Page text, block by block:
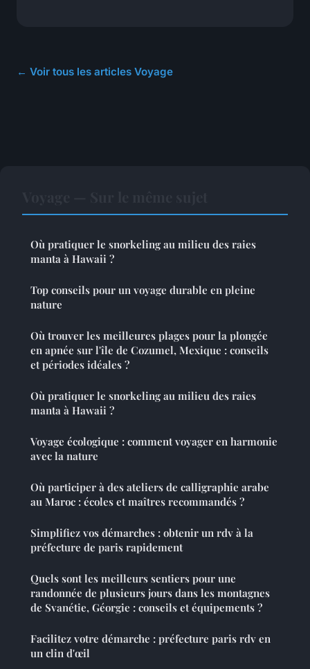
← Voir tous les articles Voyage
Où pratiquer le snorkeling au milieu des raies
manta à Hawaii ?
Top conseils pour un voyage durable en pleine
nature
Où trouver les meilleures plages pour la plongée
en apnée sur l'île de Cozumel, Mexique : conseils
et périodes idéales ?
Où pratiquer le snorkeling au milieu des raies
manta à Hawaii ?
Voyage écologique : comment voyager en harmonie
avec la nature
Où participer à des ateliers de calligraphie arabe
au Maroc : écoles et maîtres recommandés ?
Simplifiez vos démarches : obtenir un rdv à la
préfecture de paris rapidement
Quels sont les meilleurs sentiers pour une
randonnée de plusieurs jours dans les montagnes
de Svanétie, Géorgie : conseils et équipements ?
Facilitez votre démarche : préfecture paris rdv en
un clin d'œil